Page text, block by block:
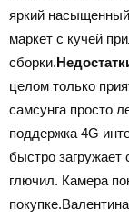
яркий насыщенный
маркет с кучей
сборки.
целом только
самсунга просто
поддержка 4G
быстро загружает
глючил. Камера